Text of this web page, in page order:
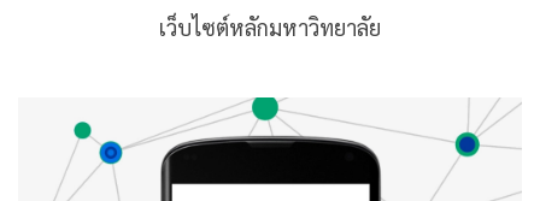
เว็บไซต์หลักมหาวิทยาลัย